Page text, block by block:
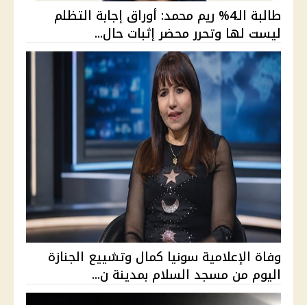
طالبة الـ4% ريم محمد: أوراق إجابة التظلم
ليست لها وتحرر محضر إثبات حال...
وفاة الإعلامية سونيا كمال وتشييع الجنازة
اليوم من مسجد السلام بمدينة ن...